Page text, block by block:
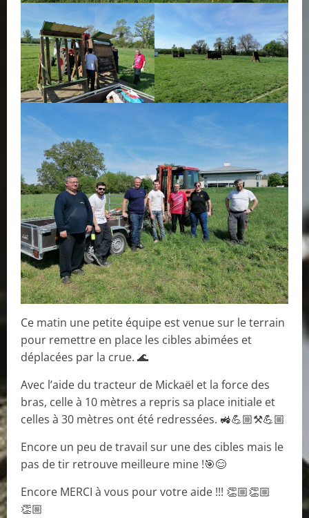
Ce matin une petite équipe est venue sur le terrain
pour remettre en place les cibles abimées et
déplacées par la crue. 🌊
Avec l’aide du tracteur de Mickaël et la force des
bras, celle à 10 mètres a repris sa place initiale et
celles à 30 mètres ont été redressées. 🚜💪🏼⚒️💪🏼
Encore un peu de travail sur une des cibles mais le
pas de tir retrouve meilleure mine !🎯😊
Encore MERCI à vous pour votre aide !!! 👏🏼👏🏼
👏🏼